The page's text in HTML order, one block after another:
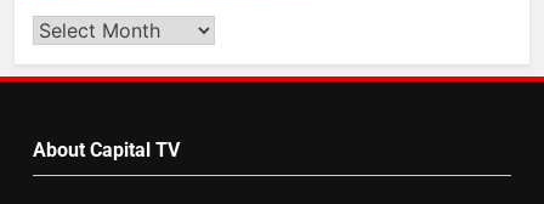
बढ़ा पंचायतों का बजट
Search
by
About Capital TV